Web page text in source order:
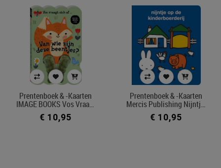
Prentenboek & -kaarten
IMAGE BOOKS Vos Vraa…
€ 10,95
Prentenboek & -kaarten
Mercis Publishing Nijntj…
€ 10,95